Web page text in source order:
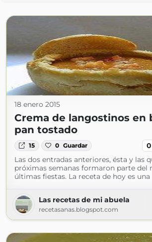
18 enero 2015
Crema de langostinos en
pan tostado
15 0 Guardar 0
Las dos entradas anteriores, ésta y las
próximas semanas formaron parte del
últimas fiestas. La receta de hoy es una
Las recetas de mi abuela
recetasanas.blogspot.com